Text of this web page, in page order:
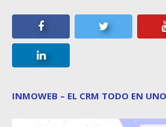
INMOWEB – EL CRM TODO EN UNO